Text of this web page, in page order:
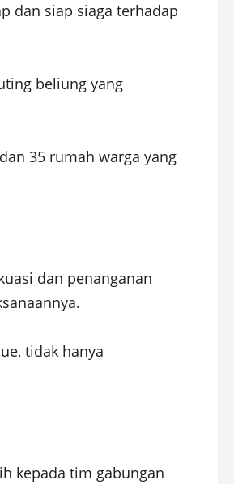
dan siap siaga terhadap
beliung yang
35 rumah warga yang
dan penanganan
tidak hanya
kepada tim gabungan